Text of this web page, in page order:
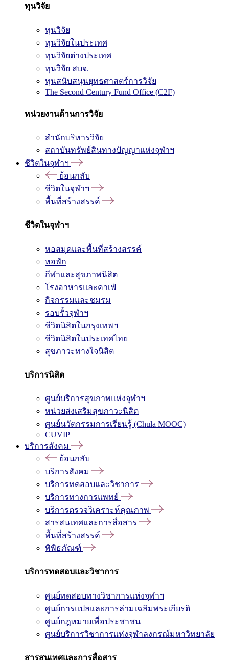
ทุนวิจัย
ทุนวิจัย
ทุนวิจัยในประเทศ
ทุนวิจัยต่างประเทศ
ทุนวิจัย สบจ.
ทุนสนับสนุนยุทธศาสตร์การวิจัย
The Second Century Fund Office (C2F)
หน่วยงานด้านการวิจัย
สำนักบริหารวิจัย
สถาบันทรัพย์สินทางปัญญาแห่งจุฬาฯ
ชีวิตในจุฬาฯ
ย้อนกลับ
ชีวิตในจุฬาฯ
พื้นที่สร้างสรรค์
ชีวิตในจุฬาฯ
หอสมุดและพื้นที่สร้างสรรค์
หอพัก
กีฬาและสุขภาพนิสิต
โรงอาหารและคาเฟ่
กิจกรรมและชมรม
รอบรั้วจุฬาฯ
ชีวิตนิสิตในกรุงเทพฯ
ชีวิตนิสิตในประเทศไทย
สุขภาวะทางใจนิสิต
บริการนิสิต
ศูนย์บริการสุขภาพแห่งจุฬาฯ
หน่วยส่งเสริมสุขภาวะนิสิต
ศูนย์นวัตกรรมการเรียนรู้ (Chula MOOC)
CUVIP
บริการสังคม
ย้อนกลับ
บริการสังคม
บริการทดสอบและวิชาการ
บริการทางการแพทย์
บริการตรวจวิเคราะห์คุณภาพ
สารสนเทศและการสื่อสาร
พื้นที่สร้างสรรค์
พิพิธภัณฑ์
บริการทดสอบและวิชาการ
ศูนย์ทดสอบทางวิชาการแห่งจุฬาฯ
ศูนย์การแปลและการล่ามเฉลิมพระเกียรติ
ศูนย์กฎหมายเพื่อประชาชน
ศูนย์บริการวิชาการแห่งจุฬาลงกรณ์มหาวิทยาลัย
สารสนเทศและการสื่อสาร